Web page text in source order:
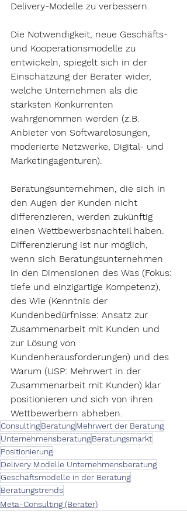
Delivery-Modelle zu verbessern.
Die Notwendigkeit, neue Geschäfts-
und Kooperationsmodelle zu
entwickeln, spiegelt sich in der
Einschätzung der Berater wider,
welche Unternehmen als die
stärksten Konkurrenten
wahrgenommen werden (z.B.
Anbieter von Softwarelösungen,
moderierte Netzwerke, Digital- und
Marketingagenturen).
Beratungsunternehmen, die sich in
den Augen der Kunden nicht
differenzieren, werden zukünftig
einen Wettbewerbsnachteil haben.
Differenzierung ist nur möglich,
wenn sich Beratungsunternehmen
in den Dimensionen des Was (Fokus:
tiefe und einzigartige Kompetenz),
des Wie (Kenntnis der
Kundenbedürfnisse: Ansatz zur
Zusammenarbeit mit Kunden und
zur Lösung von
Kundenherausforderungen) und des
Warum (USP: Mehrwert in der
Zusammenarbeit mit Kunden) klar
positionieren und sich von ihren
Wettbewerbern abheben.
ConsultingBeratungMehrwert der Beratung
UnternehmensberatungBeratungsmarkt
Positionierung
Delivery Modelle Unternehmensberatung
Geschäftsmodelle in der Beratung
Beratungstrends
Meta-Consulting (Berater)